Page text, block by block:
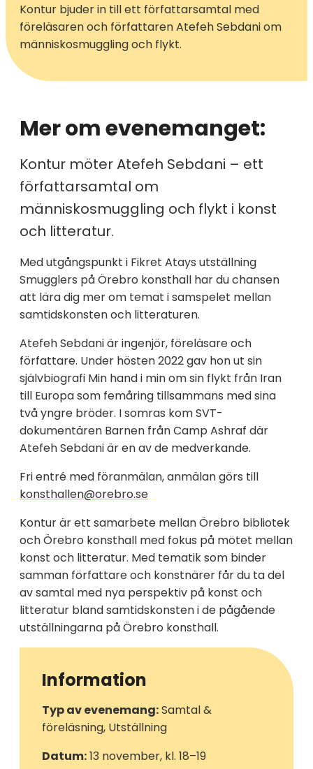
Kontur bjuder in till ett författarsamtal med
föreläsaren och författaren Atefeh Sebdani om
människosmuggling och flykt.
Mer om evenemanget:
Kontur möter Atefeh Sebdani – ett
författarsamtal om
människosmuggling och flykt i konst
och litteratur.
Med utgångspunkt i Fikret Atays utställning
Smugglers på Örebro konsthall har du chansen
att lära dig mer om temat i samspelet mellan
samtidskonsten och litteraturen.
Atefeh Sebdani är ingenjör, föreläsare och
författare. Under hösten 2022 gav hon ut sin
självbiografi Min hand i min om sin flykt från Iran
till Europa som femåring tillsammans med sina
två yngre bröder. I somras kom SVT-
dokumentären Barnen från Camp Ashraf där
Atefeh Sebdani är en av de medverkande.
Fri entré med föranmälan, anmälan görs till
konsthallen@orebro.se
Kontur är ett samarbete mellan Örebro bibliotek
och Örebro konsthall med fokus på mötet mellan
konst och litteratur. Med tematik som binder
samman författare och konstnärer får du ta del
av samtal med nya perspektiv på konst och
litteratur bland samtidskonsten i de pågående
utställningarna på Örebro konsthall.
Information
Typ av evenemang:Samtal &
föreläsning, Utställning
Datum:13 november, kl. 18–19